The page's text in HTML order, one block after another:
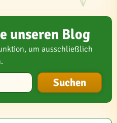
unseren Blog
um ausschließlich